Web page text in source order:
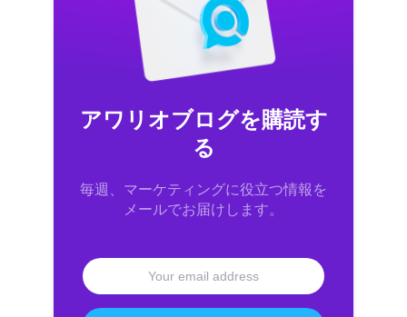
アワリオブログを購読す
る
毎週、マーケティングに役立つ情報を
メールでお届けします。